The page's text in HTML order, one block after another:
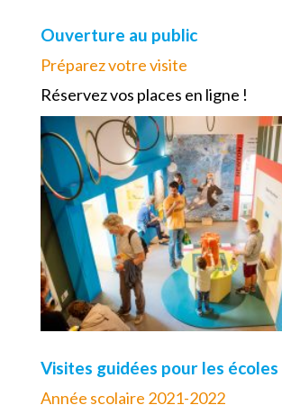
Ouverture au public
Préparez votre visite
Réservez vos places en ligne !
Visites guidées pour les écoles
Année scolaire 2021-2022